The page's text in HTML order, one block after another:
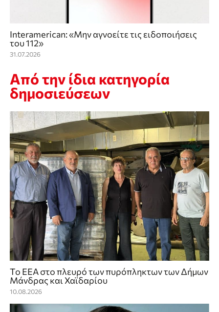
Interamerican: «Μην αγνοείτε τις ειδοποιήσεις
του 112»
31.07.2026
Από την ίδια κατηγορία
δημοσιεύσεων
Το ΕΕΑ στο πλευρό των πυρόπληκτων των Δήμων
Μάνδρας και Χαϊδαρίου
10.08.2026